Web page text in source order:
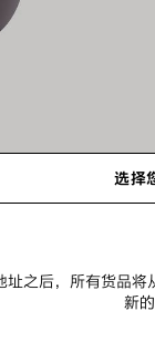
选择
址之后，所有货品将
新